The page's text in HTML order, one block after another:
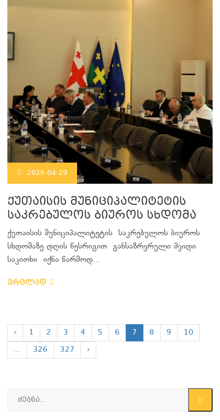
2026-04-29
ქუთაისის მუნიციპალიტეტის
საკრებულოს ბიუროს სხდომა
ქუთაისის მუნიციპალიტეტის საკრებულოს ბიუროს
სხდომაზე დღის წესრიგით განსაზრვრული შვიდი
საკითხი იქნა წარმოდ...
ვრცლად
‹ 1 2 3 4 5 6 7 8 9
10
...
326 327 ›